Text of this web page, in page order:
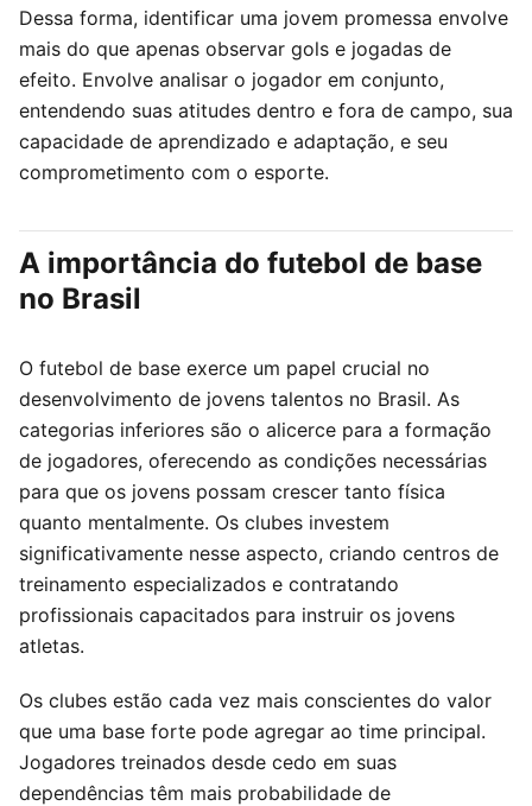
Dessa forma, identificar uma jovem promessa envolve
mais do que apenas observar gols e jogadas de
efeito. Envolve analisar o jogador em conjunto,
entendendo suas atitudes dentro e fora de campo, sua
capacidade de aprendizado e adaptação, e seu
comprometimento com o esporte.
A importância do futebol de base
no Brasil
O futebol de base exerce um papel crucial no
desenvolvimento de jovens talentos no Brasil. As
categorias inferiores são o alicerce para a formação
de jogadores, oferecendo as condições necessárias
para que os jovens possam crescer tanto física
quanto mentalmente. Os clubes investem
significativamente nesse aspecto, criando centros de
treinamento especializados e contratando
profissionais capacitados para instruir os jovens
atletas.
Os clubes estão cada vez mais conscientes do valor
que uma base forte pode agregar ao time principal.
Jogadores treinados desde cedo em suas
dependências têm mais probabilidade de